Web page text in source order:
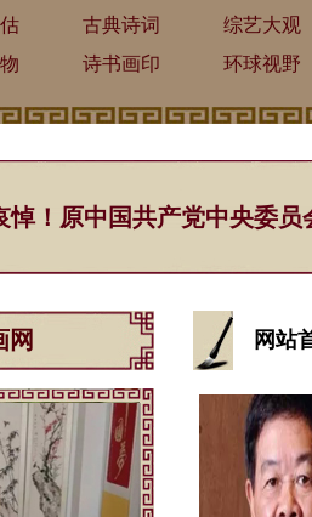
古典诗词
综艺大观
诗书画印 环球视野
悼！原中国共产党中央委
网 网站